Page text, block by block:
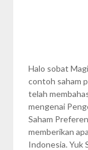
Halo sobat
contoh saham
telah
mengenai
Saham
memberikan
Indonesia. Yuk